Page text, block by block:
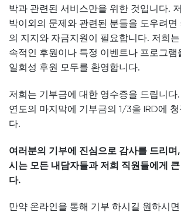
박과 관련된 서비스만을 위한 것입니다.
박이외의 문제와 관련된 분들을 도우려면
의 지지와 자금지원이 필요합니다. 저희
속적인 후원이나 특정 이벤트나 프로그램
일회성 후원 모두를 환영합니다.
저희는 기부금에 대한 영수증을 드립니다
연도의 마지막에 기부금의 1/3을 IRD에
다.
여러분의 기부에 진심으로 감사를 드리며
시는 모든 내담자들과 저희 직원들에게
다.
만약 온라인을 통해 기부 하시길 원하시